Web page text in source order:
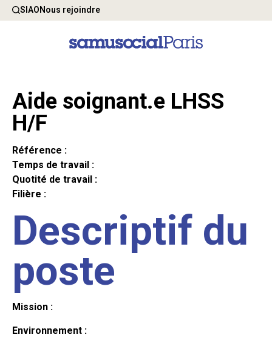
SIAONous rejoindre
Aide soignant.e LHSS
H/F
Référence :
Temps de travail :
Quotité de travail :
Filière :
Descriptif du
poste
Mission :
Environnement :